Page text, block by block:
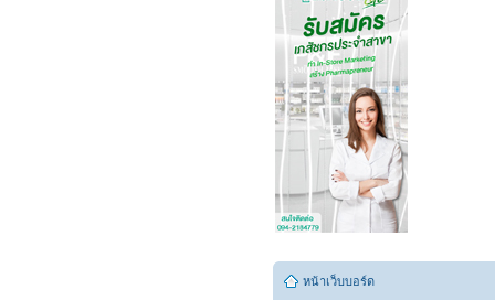
หน้าเว็บบอร์ด